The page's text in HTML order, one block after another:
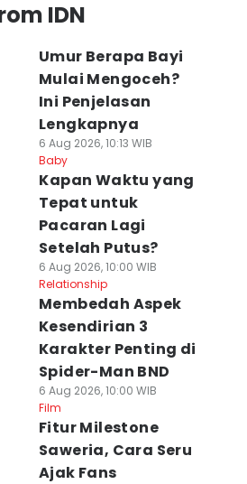
IDN
Umur Berapa Bayi
Mulai Mengoceh?
Ini Penjelasan
Lengkapnya
6 Aug 2026, 10:13 WIB
Baby
⁠Kapan Waktu yang
Tepat untuk
Pacaran Lagi
Setelah Putus?
6 Aug 2026, 10:00 WIB
Relationship
Membedah Aspek
Kesendirian 3
Karakter Penting di
Spider-Man BND
6 Aug 2026, 10:00 WIB
Film
Fitur Milestone
Saweria, Cara Seru
Ajak Fans